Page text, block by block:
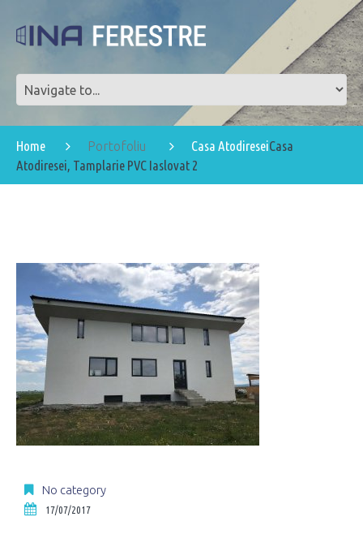
Home Portofoliu Casa AtodireseiCasa
Atodiresei, Tamplarie PVC Iaslovat 2
No category
17/07/2017